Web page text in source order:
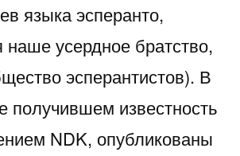
языка эсперанто,
усердное братство,
эсперантистов). В
получившем известность
NDK, опубликованы